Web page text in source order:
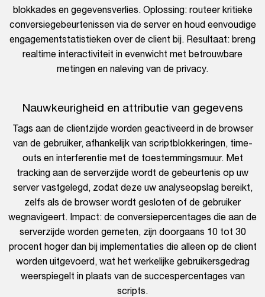
blokkades en gegevensverlies. Oplossing: routeer kritieke
conversiegebeurtenissen via de server en houd eenvoudige
engagementstatistieken over de client bij. Resultaat: breng
realtime interactiviteit in evenwicht met betrouwbare
metingen en naleving van de privacy.
Nauwkeurigheid en attributie van gegevens
Tags aan de clientzijde worden geactiveerd in de browser
van de gebruiker, afhankelijk van scriptblokkeringen, time-
outs en interferentie met de toestemmingsmuur. Met
tracking aan de serverzijde wordt de gebeurtenis op uw
server vastgelegd, zodat deze uw analyseopslag bereikt,
zelfs als de browser wordt gesloten of de gebruiker
wegnavigeert. Impact: de conversiepercentages die aan de
serverzijde worden gemeten, zijn doorgaans 10 tot 30
procent hoger dan bij implementaties die alleen op de client
worden uitgevoerd, wat het werkelijke gebruikersgedrag
weerspiegelt in plaats van de succespercentages van
scripts.